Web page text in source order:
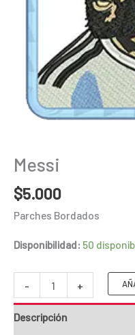
Messi
$5.000
Parches Bordados
Disponibilidad: 50
-
cantidad
+
Descripción